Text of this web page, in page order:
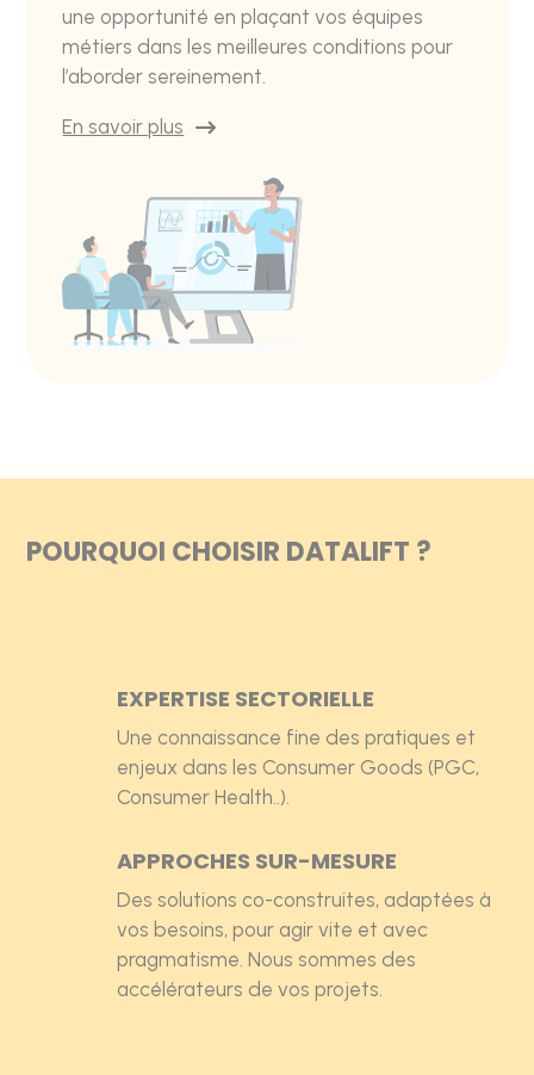
une opportunité en plaçant vos équipes
métiers dans les meilleures conditions pour
l’aborder sereinement.
En savoir plus
POURQUOI CHOISIR DATALIFT ?
EXPERTISE SECTORIELLE
Une connaissance fine des pratiques et
enjeux dans les Consumer Goods (PGC,
Consumer Health..).
APPROCHES SUR-MESURE
Des solutions co-construites, adaptées à
vos besoins, pour agir vite et avec
pragmatisme. Nous sommes des
accélérateurs de vos projets.